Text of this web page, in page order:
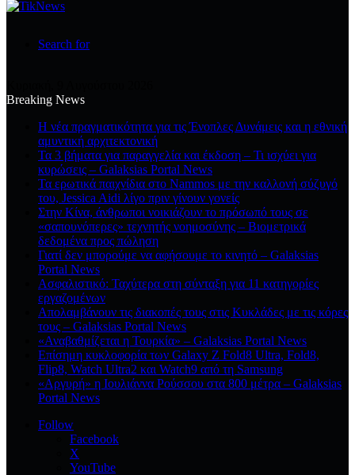
Search for
Breaking News
Η νέα πραγματικότητα για τις Ένοπλες Δυνάμεις και η εθνική
αμυντική αρχιτεκτονική
Τα 3 βήματα για παραγγελία και έκδοση – Τι ισχύει για
κυρώσεις – Galaksias Portal News
Τα ερωτικά παιχνίδια στο Nammos με την καλλονή σύζυγό
του, Jessica Aidi λίγο πριν γίνουν γονείς
Στην Κίνα, άνθρωποι νοικιάζουν το πρόσωπό τους σε
«σαπουνόπερες» τεχνητής νοημοσύνης – Βιομετρικά
δεδομένα προς πώληση
Γιατί δεν μπορούμε να αφήσουμε το κινητό – Galaksias
Portal News
Ασφαλιστικό: Ταχύτερα στη σύνταξη για 11 κατηγορίες
εργαζομένων
Απολαμβάνουν τις διακοπές τους στις Κυκλάδες με τις κόρες
τους – Galaksias Portal News
«Αναβαθμίζεται η Τουρκία» – Galaksias Portal News
Επίσημη κυκλοφορία των Galaxy Z Fold8 Ultra, Fold8,
Flip8, Watch Ultra2 και Watch9 από τη Samsung
«Αργυρή» η Ιουλιάννα Ρούσσου στα 800 μέτρα – Galaksias
Portal News
Follow
Facebook
X
YouTube